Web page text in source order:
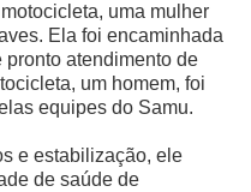
uma mulher
Ela foi encaminhada
atendimento de
um homem, foi
equipes do Samu.
e estabilização, ele
de saúde de